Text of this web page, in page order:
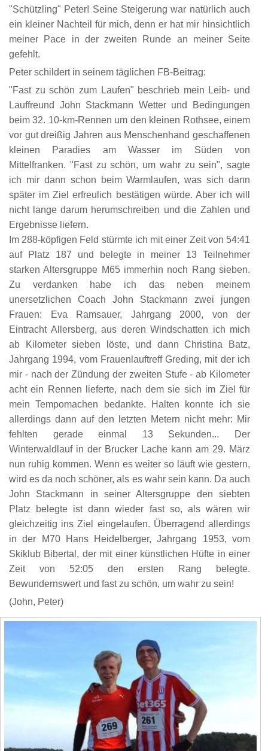
"Schützling" Peter! Seine Steigerung war natürlich auch
ein kleiner Nachteil für mich, denn er hat mir hinsichtlich
meiner Pace in der zweiten Runde an meiner Seite
gefehlt.
Peter schildert in seinem täglichen FB-Beitrag:
"Fast zu schön zum Laufen" beschrieb mein Leib- und
Lauffreund John Stackmann Wetter und Bedingungen
beim 32. 10-km-Rennen um den kleinen Rothsee, einem
vor gut dreißig Jahren aus Menschenhand geschaffenen
kleinen Paradies am Wasser im Süden von
Mittelfranken. "Fast zu schön, um wahr zu sein", sagte
ich mir dann schon beim Warmlaufen, was sich dann
später im Ziel erfreulich bestätigen würde. Aber ich will
nicht lange darum herumschreiben und die Zahlen und
Ergebnisse liefern.
Im 288-köpfigen Feld stürmte ich mit einer Zeit von 54:41
auf Platz 187 und belegte in meiner 13 Teilnehmer
starken Altersgruppe M65 immerhin noch Rang sieben.
Zu verdanken habe ich das neben meinem
unersetzlichen Coach John Stackmann zwei jungen
Frauen: Eva Ramsauer, Jahrgang 2000, von der
Eintracht Allersberg, aus deren Windschatten ich mich
ab Kilometer sieben löste, und dann Christina Batz,
Jahrgang 1994, vom Frauenlauftreff Greding, mit der ich
mir - nach der Zündung der zweiten Stufe - ab Kilometer
acht ein Rennen lieferte, nach dem sie sich im Ziel für
mein Tempomachen bedankte. Halten konnte ich sie
allerdings dann auf den letzten Metern nicht mehr: Mir
fehlten gerade einmal 13 Sekunden... Der
Winterwaldlauf in der Brucker Lache kann am 29. März
nun ruhig kommen. Wenn es weiter so läuft wie gestern,
wird es da noch schöner, als es wahr sein kann. Da auch
John Stackmann in seiner Altersgruppe den siebten
Platz belegte ist dann wieder fast so, als wären wir
gleichzeitig ins Ziel eingelaufen. Überragend allerdings
in der M70 Hans Heidelberger, Jahrgang 1953, vom
Skiklub Bibertal, der mit einer künstlichen Hüfte in einer
Zeit von 52:05 den ersten Rang belegte.
Bewundernswert und fast zu schön, um wahr zu sein!
(John, Peter)